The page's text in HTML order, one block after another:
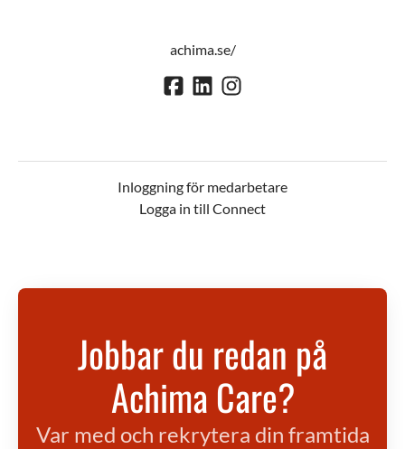
achima.se/
Inloggning för medarbetare
Logga in till Connect
Jobbar du redan på
Achima Care?
Var med och rekrytera din framtida